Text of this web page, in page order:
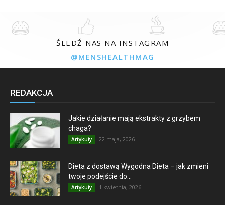
ŚLEDŹ NAS NA INSTAGRAM
@MENSHEALTHMAG
REDAKCJA
Jakie działanie mają ekstrakty z grzybem
chaga?
Artykuły 22 maja, 2026
Dieta z dostawą Wygodna Dieta – jak zmieni
twoje podejście do...
Artykuły 1 kwietnia, 2026